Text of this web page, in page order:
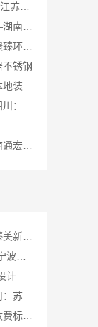
304不锈钢家具厂家全国地址江苏东钢金属科技有限公司
湖南家装价格表售后无忧——湖南创益讯建筑
新郑住宅装修靠谱吗，河南璟臻环保建材有限公司标准化施工
锈钢
重庆御墅建筑材料有限公司本地装配式别墅建造零增项
正规装修质保学区房，浙江臻美新型建材有限公司安心
宁波余姚家装设计到店咨询-宁波雅美和居建材科技
雅居美家-佛山品质装饰家装设计首选品牌
苏州百年豪庭新材料有限公司：苏州相城一站式家装设计多少钱拎包入住
省内周边居家改造免费量房收费标准-浙江乐享新材料有限公司